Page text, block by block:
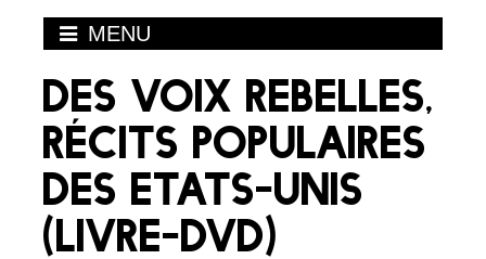
MENU
DES VOIX REBELLES,
RÉCITS POPULAIRES
DES ETATS-UNIS
(LIVRE-DVD)